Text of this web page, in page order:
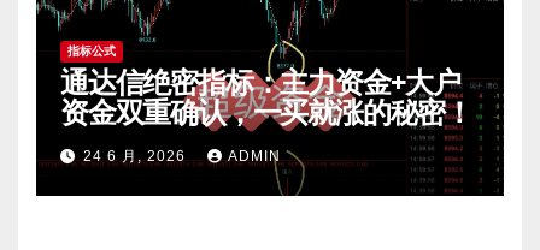
指标公式
通达信绝密指标：主力资金+大户
资金双重确认，一买就涨的秘密！
24 6 月, 2026 ADMIN